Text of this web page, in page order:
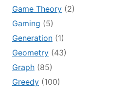
Game Theory(2)
Gaming (5)
Generation(1)
Geometry(43)
Graph(85)
Greedy(100)